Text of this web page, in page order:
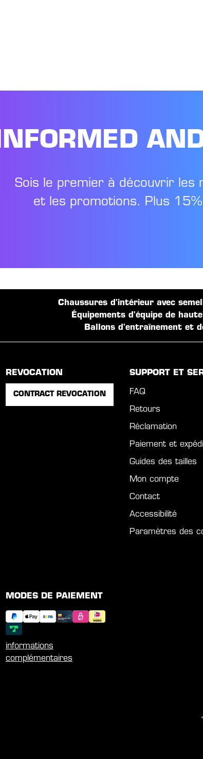
Sois le premier à découvrir les
et les promotions. Plus
Chaussures d'intérieur avec
Équipements d'équipe de
Ballons d'entraînement et
REVOCATION
CONTRACT REVOCATION
SUPPORT ET
FAQ
Retours
Réclamation
Paiement et
Guides des tailles
Mon compte
Contact
Accessibilité
Paramètres des
MODES DE PAIEMENT
informations
complémentaires